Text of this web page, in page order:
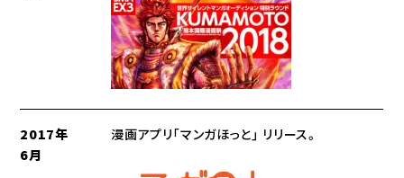
2017年
6月
漫画アプリ「マンガほっと」 リリース。